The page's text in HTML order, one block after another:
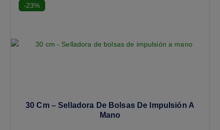
-23%
30 Cm – Selladora De Bolsas De Impulsión A
Mano